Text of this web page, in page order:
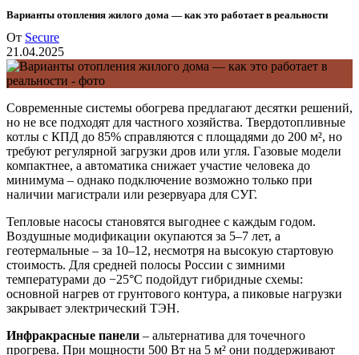
Варианты отопления жилого дома — как это работает в реальности
От Secure
21.04.2025
Современные системы обогрева предлагают десятки решений,
но не все подходят для частного хозяйства. Твердотопливные
котлы с КПД до 85% справляются с площадями до 200 м², но
требуют регулярной загрузки дров или угля. Газовые модели
компактнее, а автоматика снижает участие человека до
минимума – однако подключение возможно только при
наличии магистрали или резервуара для СУГ.
Тепловые насосы становятся выгоднее с каждым годом.
Воздушные модификации окупаются за 5–7 лет, а
геотермальные – за 10–12, несмотря на высокую стартовую
стоимость. Для средней полосы России с зимними
температурами до −25°С подойдут гибридные схемы:
основной нагрев от грунтового контура, а пиковые нагрузки
закрывает электрический ТЭН.
Инфракрасные панели – альтернатива для точечного
прогрева. При мощности 500 Вт на 5 м² они поддерживают